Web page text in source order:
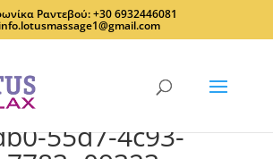
Ραντεβού: +30 6932446081
info.lotusmassage1@gmail.com
55d7-4c93-